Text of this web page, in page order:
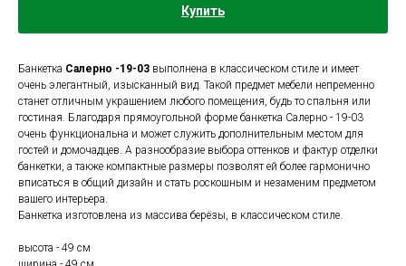
Купить
Банкетка Салерно -19-03 выполнена в классическом стиле и имеет
очень элегантный, изысканный вид. Такой предмет мебели непременно
станет отличным украшением любого помещения, будь то спальня или
гостиная. Благодаря прямоугольной форме банкетка Салерно - 19-03
очень функциональна и может служить дополнительным местом для
гостей и домочадцев. А разнообразие выбора оттенков и фактур отделки
банкетки, а также компактные размеры позволят ей более гармонично
вписаться в общий дизайн и стать роскошным и незаменим предметом
вашего интерьера.
Банкетка изготовлена из массива берёзы, в классическом стиле.
высота - 49 cм